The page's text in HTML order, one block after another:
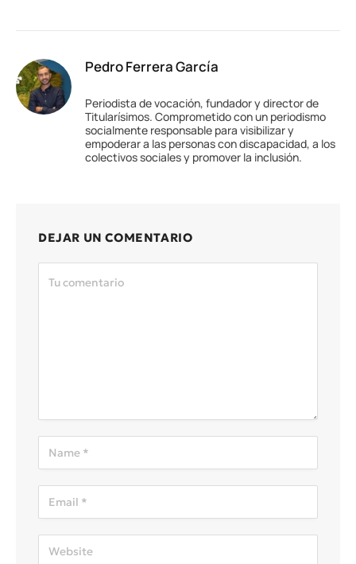
Pedro Ferrera García
Periodista de vocación, fundador y director de
Titularísimos. Comprometido con un periodismo
socialmente responsable para visibilizar y
empoderar a las personas con discapacidad, a los
colectivos sociales y promover la inclusión.
DEJAR UN COMENTARIO